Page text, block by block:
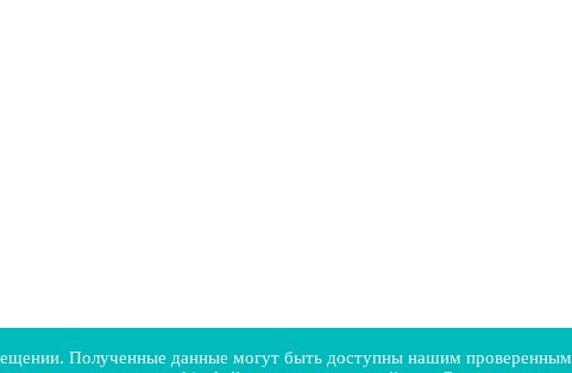
Полученные данные могут быть доступны нашим проверенным